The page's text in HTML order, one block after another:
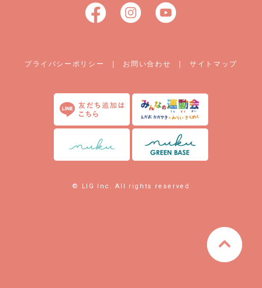
プライバシーポリシー | お問い合わせ |サイトマップ
© LIG Inc. All rights reserved